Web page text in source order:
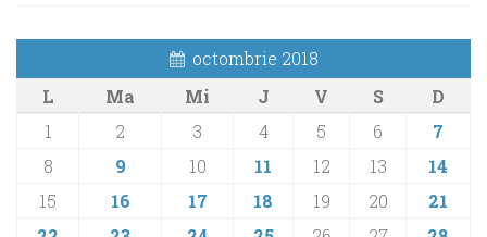
octombrie 2018
L
Ma Mi J V S
D
1
2 3 4 5 6
7
8
9 10 11 12 13
14
15
16 17 18 19 20
21